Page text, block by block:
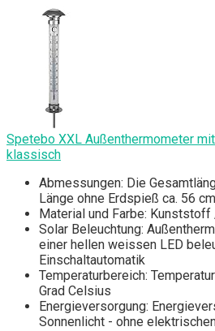
Spetebo XXL Außenthermometer
klassisch
Abmessungen: Die
Länge ohne Erdspieß ca. 56 cm
Material und Farbe:
Solar Beleuchtung:
einer hellen weissen LED
Einschaltautomatik
Temperaturbereich:
Grad Celsius
Energieversorgung:
Sonnenlicht - ohne